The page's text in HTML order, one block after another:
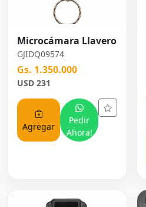
Microcámara Llavero
GJIDQ09574
Gs. 1.350.000
USD 231
Agregar
Pedir
Ahora!